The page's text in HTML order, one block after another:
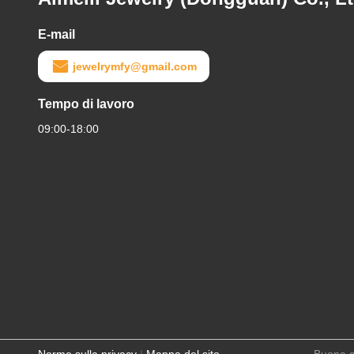
E-mail
jewelrymfy@gmail.com
Tempo di lavoro
09:00-18:00